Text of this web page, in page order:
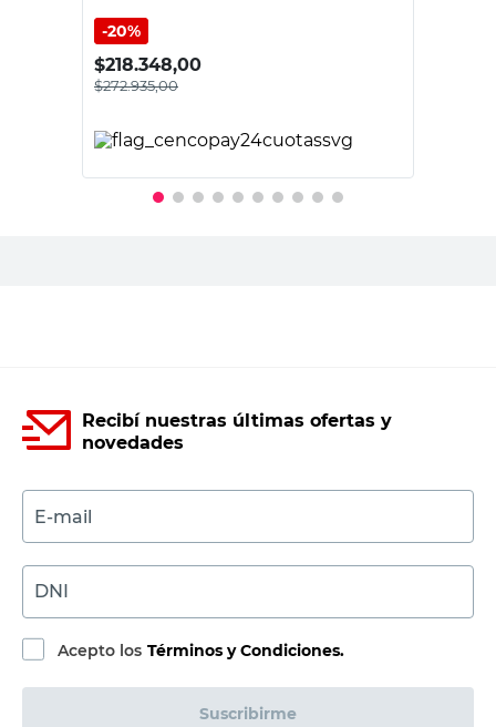
20%
$218.348,00
$272.935,00
Recibí nuestras últimas ofertas y
novedades
E-mail
DNI
Acepto los Términos y Condiciones.
Suscribirme